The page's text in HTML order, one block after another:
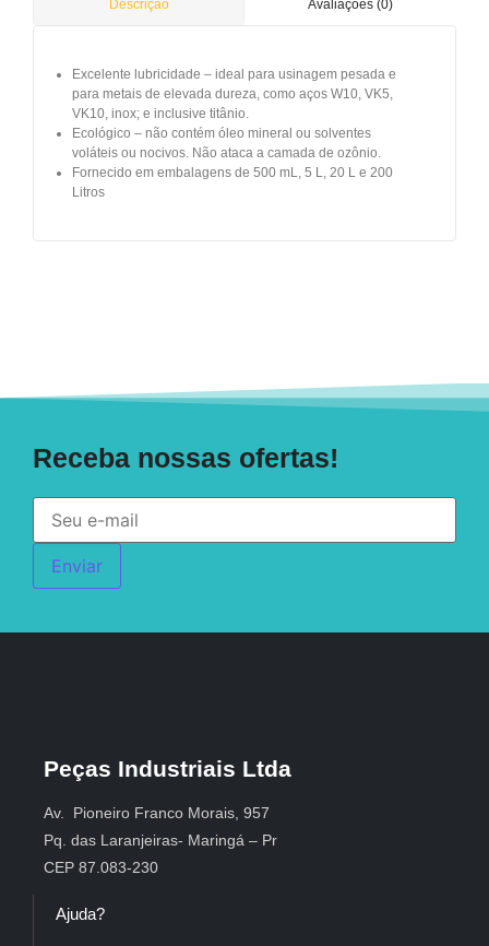
Descrição Avaliações (0)
Excelente lubricidade – ideal para usinagem pesada e
para metais de elevada dureza, como aços W10, VK5,
VK10, inox; e inclusive titânio.
Ecológico – não contém óleo mineral ou solventes
voláteis ou nocivos. Não ataca a camada de ozônio.
Fornecido em embalagens de 500 mL, 5 L, 20 L e 200
Litros
Receba nossas ofertas!
Enviar
Peças Industriais Ltda
Av. Pioneiro Franco Morais, 957
Pq. das Laranjeiras- Maringá – Pr
CEP 87.083-230
Ajuda?